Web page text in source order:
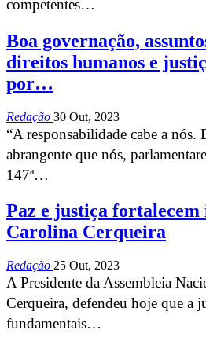
competentes…
Boa governação,
direitos humanos e
por…
Redação 30 Out, 2023
“A responsabilidade cabe a nós.
abrangente que nós,
147ª…
Paz e justiça fortalecem
Carolina Cerqueira
Redação 25 Out, 2023
A Presidente da Assembleia
Cerqueira, defendeu hoje que a
fundamentais…